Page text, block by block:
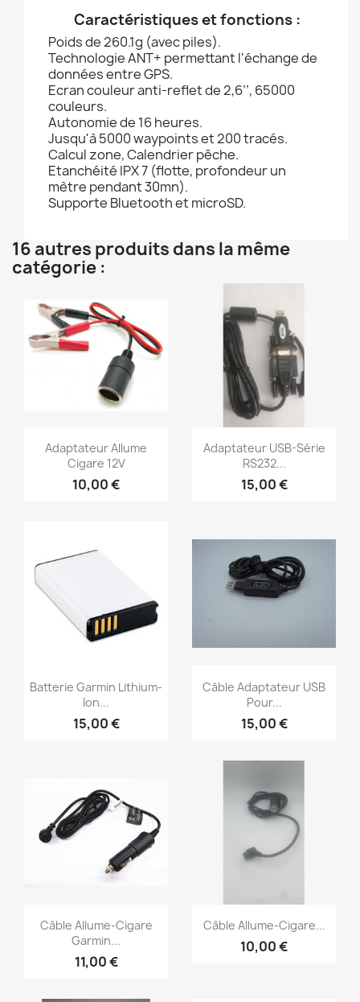
Caractéristiques et fonctions :
Poids de 260.1g (avec piles).
Technologie ANT+ permettant l'échange de
données entre GPS.
Ecran couleur anti-reflet de 2,6’’, 65000
couleurs.
Autonomie de 16 heures.
Jusqu'à 5000 waypoints et 200 tracés.
Calcul zone, Calendrier pêche.
Etanchéité IPX 7 (flotte, profondeur un
mètre pendant 30mn).
Supporte Bluetooth et microSD.
16 autres produits dans la même
catégorie :
Aperçu rapide
Adaptateur Allume
Cigare 12V
10,00 €
Aperçu rapide
Adaptateur USB-Série
RS232...
15,00 €
Aperçu rapide
Batterie Garmin Lithium-
Ion...
15,00 €
Aperçu rapide
Câble Adaptateur USB
Pour...
15,00 €
Aperçu rapide
Câble Allume-Cigare
Garmin...
11,00 €
Aperçu rapide
Câble Allume-Cigare...
10,00 €